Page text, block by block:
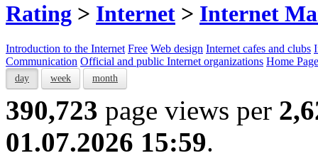
Rating > Internet > Internet
Introduction to the Internet Free Web design Internet cafes and clubs
Communication Official and public Internet organizations Home
day week month
390,723 page views per
01.07.2026 15:59.